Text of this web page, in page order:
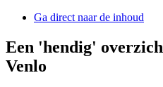
Ga direct naar de inhoud
Een 'hendig'
Venlo